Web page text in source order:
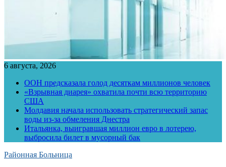
6 августа, 2026
ООН предсказала голод десяткам миллионов человек
«Взрывная диарея» охватила почти всю территорию
США
Молдавия начала использовать стратегический запас
воды из-за обмеления Днестра
Итальянка, выигравшая миллион евро в лотерею,
выбросила билет в мусорный бак
Районная Больница